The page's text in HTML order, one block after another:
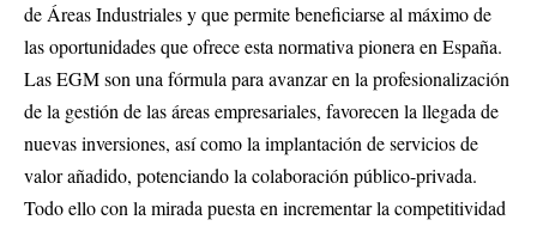
de Áreas Industriales y que permite beneficiarse al máximo de
las oportunidades que ofrece esta normativa pionera en España.
Las EGM son una fórmula para avanzar en la profesionalización
de la gestión de las áreas empresariales, favorecen la llegada de
nuevas inversiones, así como la implantación de servicios de
valor añadido, potenciando la colaboración público-privada.
Todo ello con la mirada puesta en incrementar la competitividad